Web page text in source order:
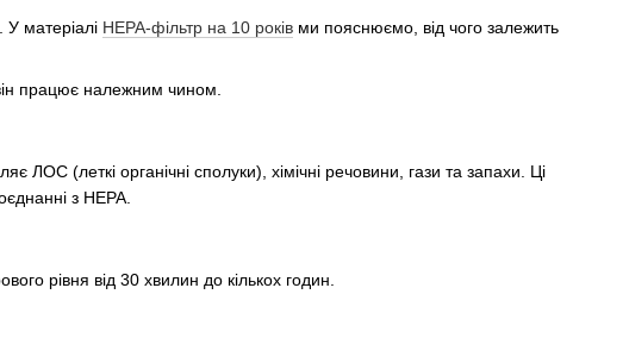
У матеріалі HEPA-фільтр на 10 років ми пояснюємо, від чого залежить
працює належним чином.
ЛОС (леткі органічні сполуки), хімічні речовини, гази та запахи. Ці
з HEPA.
рівня від 30 хвилин до кількох годин.